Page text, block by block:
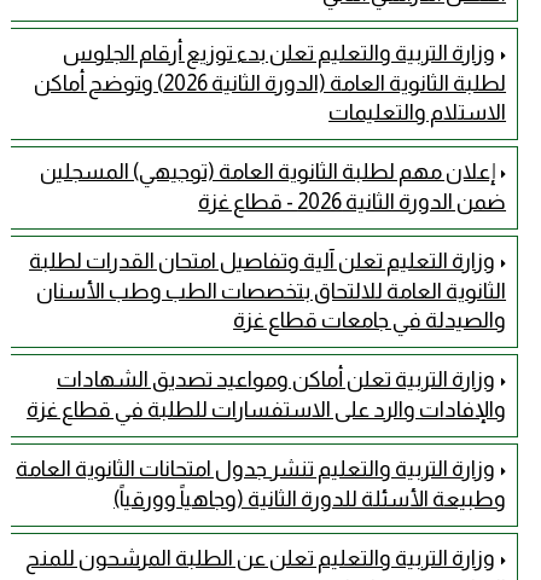
وزارة التربية والتعليم تعلن بدء توزيع أرقام الجلوس
لطلبة الثانوية العامة (الدورة الثانية 2026) وتوضح أماكن
الاستلام والتعليمات
إعلان مهم لطلبة الثانوية العامة (توجيهي) المسجلين
ضمن الدورة الثانية 2026 - قطاع غزة
وزارة التعليم تعلن آلية وتفاصيل امتحان القدرات لطلبة
الثانوية العامة للالتحاق بتخصصات الطب وطب الأسنان
والصيدلة في جامعات قطاع غزة
وزارة التربية تعلن أماكن ومواعيد تصديق الشهادات
والإفادات والرد على الاستفسارات للطلبة في قطاع غزة
وزارة التربية والتعليم تنشر جدول امتحانات الثانوية العامة
وطبيعة الأسئلة للدورة الثانية (وجاهياً وورقياً)
وزارة التربية والتعليم تعلن عن الطلبة المرشحون للمنح